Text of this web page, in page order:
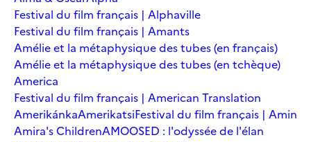
Festival du film français | Alphaville
Festival du film français | Amants
Amélie et la métaphysique des tubes (en français)
Amélie et la métaphysique des tubes (en tchèque)
America
Festival du film français | American Translation
AmerikánkaAmerikatsiFestival du film français | Amin
Amira's ChildrenAMOOSED : l'odyssée de l'élan